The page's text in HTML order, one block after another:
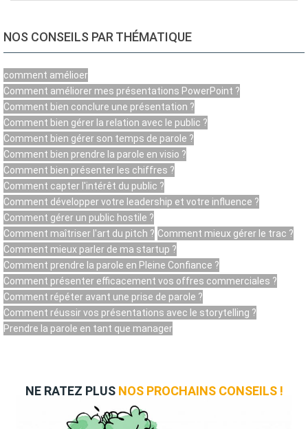
NOS CONSEILS PAR THÉMATIQUE
comment amélioer
Comment améliorer mes présentations PowerPoint ?
Comment bien conclure une présentation ?
Comment bien gérer la relation avec le public ?
Comment bien gérer son temps de parole ?
Comment bien prendre la parole en visio ?
Comment bien présenter les chiffres ?
Comment capter l'intérêt du public ?
Comment développer votre leadership et votre influence ?
Comment gérer un public hostile ?
Comment maîtriser l'art du pitch ? Comment mieux gérer le trac ?
Comment mieux parler de ma startup ?
Comment prendre la parole en Pleine Confiance ?
Comment présenter efficacement vos offres commerciales ?
Comment répéter avant une prise de parole ?
Comment réussir vos présentations avec le storytelling ?
Prendre la parole en tant que manager
NE RATEZ PLUS NOS PROCHAINS CONSEILS !